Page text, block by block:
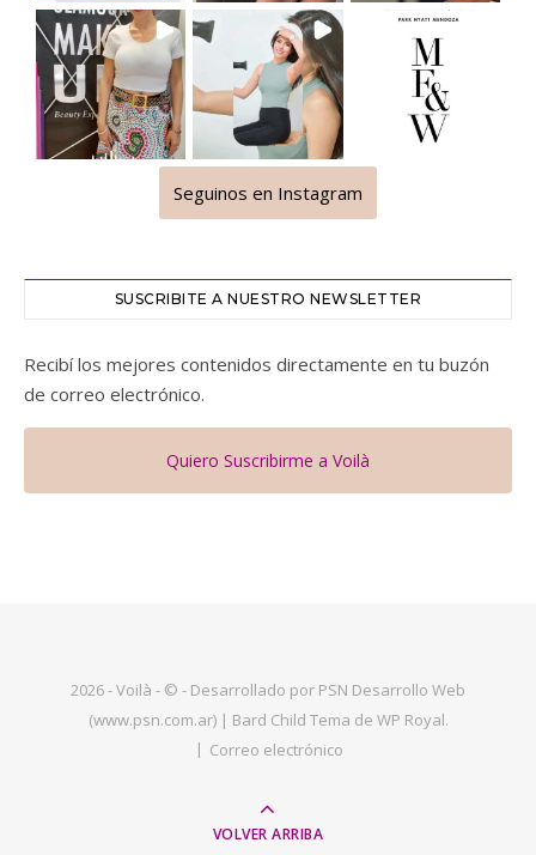
Seguinos en Instagram
SUSCRIBITE A NUESTRO NEWSLETTER
Recibí los mejores contenidos directamente en tu buzón
de correo electrónico.
Quiero Suscribirme a Voilà
2026 - Voilà - © - Desarrollado por PSN Desarrollo Web
(www.psn.com.ar) | Bard Child Tema de WP Royal.
Correo electrónico
VOLVER ARRIBA